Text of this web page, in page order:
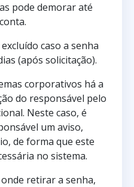
pode demorar até
caso a senha
(após solicitação).
corporativos há a
do responsável pelo
Neste caso, é
um aviso,
de forma que este
no sistema.
retirar a senha,